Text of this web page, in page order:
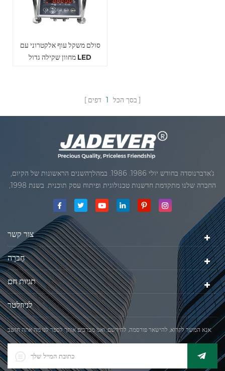
סולם משקל עוף אלקטרוני עם
מחוון שקילה גדול LED
בסך הכל 1 דפים
ג'אדברנוסדה בחודש יולי 1986. 1986. במהלךהשנים הראשונות של הקיום,
החברה שלנו מתקדמת חדשנות טכנולוגית ופיתוח עסק תוכנית. בשנת 1998,
החברה שלנו השיגה את המטרה האיכותי, כאשר הראשון של המוצרים שלנו
ג'אדברסולם ושות 'בע"מהיה
צור קשר
חֶברָה
תגיות חם
לניוזלטר
אנא המשך לקרוא, להישאר פורסמה, להירשם, ואנו מברכים אותך לספר לנו מה אתה חושב.